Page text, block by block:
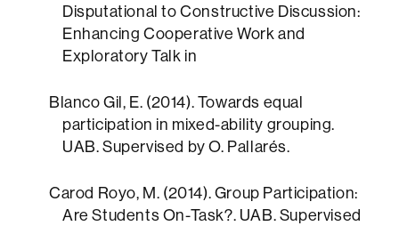
Disputational to Constructive Discussion:
Enhancing Cooperative Work and
Exploratory Talk in
Blanco Gil, E. (2014). Towards equal
participation in mixed-ability grouping.
UAB. Supervised by O. Pallarés.
Carod Royo, M. (2014). Group Participation:
Are Students On-Task?. UAB. Supervised